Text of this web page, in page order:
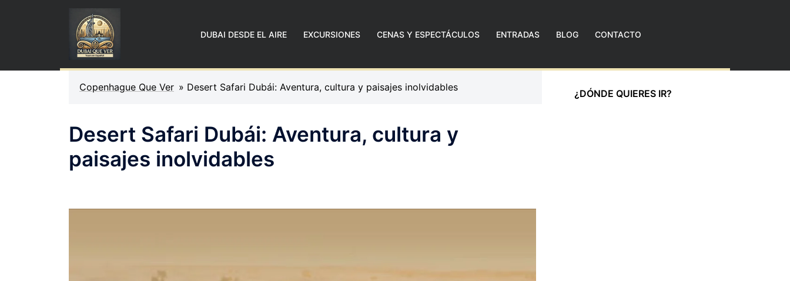
DUBAI DESDE EL AIRE EXCURSIONES CENAS Y ESPECTÁCULOS ENTRADAS BLOG CONTACTO
Copenhague Que Ver » Desert Safari Dubái: Aventura, cultura y paisajes inolvidables
Desert Safari Dubái: Aventura, cultura y
paisajes inolvidables
¿DÓNDE QUIERES IR?